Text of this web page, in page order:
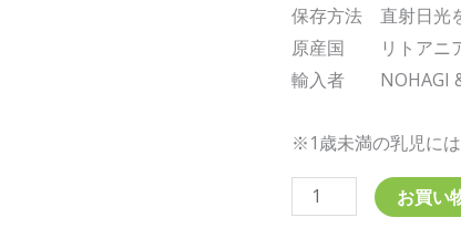
保存方法 直射日光
原産国 リトアニ
輸入者 NOHAGI &
※1歳未満の乳児には
個
お買い